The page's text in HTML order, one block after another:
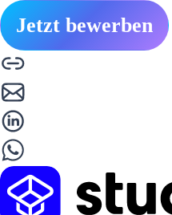
Jetzt bewerben